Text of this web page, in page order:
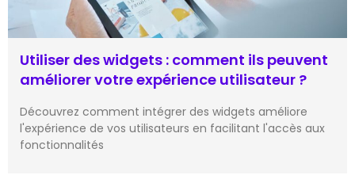
Utiliser des widgets : comment ils peuvent
améliorer votre expérience utilisateur ?
Découvrez comment intégrer des widgets améliore
l'expérience de vos utilisateurs en facilitant l'accès aux
fonctionnalités